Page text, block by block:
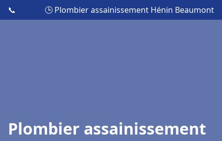
📞 🕒 Plombier assainissement Hénin Beaumont
Plombier assainissement